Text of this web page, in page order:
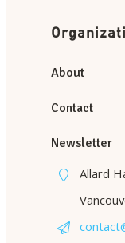
About
Contact
Newsletter
Allard